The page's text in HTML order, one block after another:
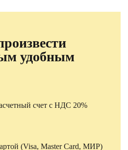
удобным
счет с НДС 20%
(Visa, Master Card, МИР)